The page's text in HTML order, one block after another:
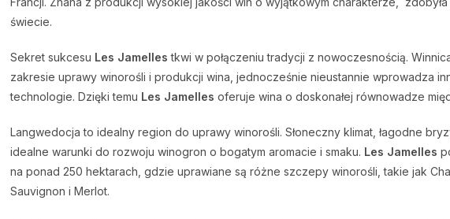
świecie.
Sekret sukcesu Les Jamelles tkwi w połączeniu tradycji z nowoczesnością.
zakresie uprawy winorośli i produkcji wina, jednocześnie nieustannie wprowadza
technologie. Dzięki temu Les Jamelles oferuje wina o doskonałej równowadze
Langwedocja to idealny region do uprawy winorośli. Słoneczny klimat, łagodne
idealne warunki do rozwoju winogron o bogatym aromacie i smaku. Les Jamelles
na ponad 250 hektarach, gdzie uprawiane są różne szczepy winorośli, takie jak
Sauvignon i Merlot.